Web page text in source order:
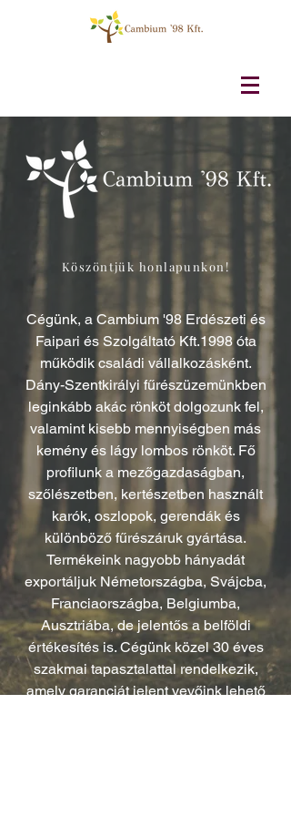
Köszöntjük honlapunkon!
Cégünk, a Cambium '98 Erdészeti és
Faipari és Szolgáltató Kft.1998 óta
működik családi vállalkozásként.
Dány-Szentkirályi fűrészüzemünkben
leginkább akác rönköt dolgozunk fel,
valamint kisebb mennyiségben más
kemény és lágy lombos rönköt. Fő
profilunk a mezőgazdaságban,
szőlészetben, kertészetben használt
karók, oszlopok, gerendák és
különböző fűrészáruk gyártása.
Termékeink nagyobb hányadát
exportáljuk Németországba, Svájcba,
Franciaországba, Belgiumba,
Ausztriába, de jelentős a belföldi
értékesítés is. Cégünk közel 30 éves
szakmai tapasztalattal rendelkezik,
amely garanciát jelent vevőink lehető